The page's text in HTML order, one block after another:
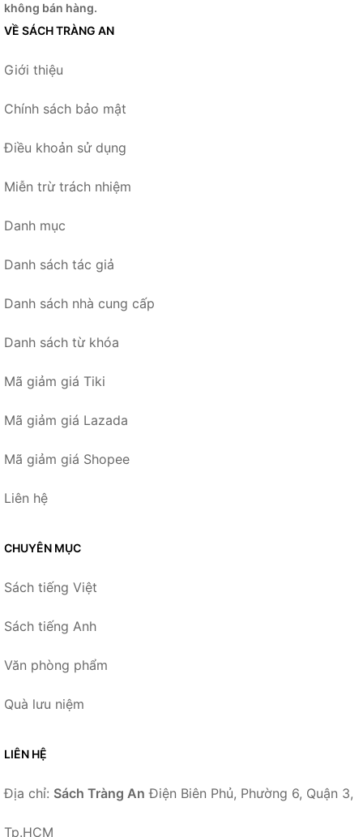
không bán hàng.
VỀ SÁCH TRÀNG AN
Giới thiệu
Chính sách bảo mật
Điều khoản sử dụng
Miễn trừ trách nhiệm
Danh mục
Danh sách tác giả
Danh sách nhà cung cấp
Danh sách từ khóa
Mã giảm giá Tiki
Mã giảm giá Lazada
Mã giảm giá Shopee
Liên hệ
CHUYÊN MỤC
Sách tiếng Việt
Sách tiếng Anh
Văn phòng phẩm
Quà lưu niệm
LIÊN HỆ
Địa chỉ: Sách Tràng An Điện Biên Phủ, Phường 6, Quận 3,
Tp.HCM